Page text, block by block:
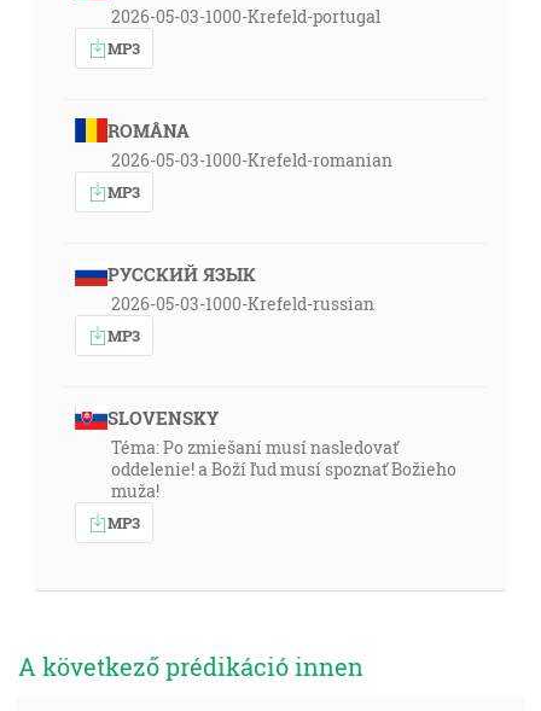
2026-05-03-1000-Krefeld-portugal
MP3
ROMÂNA
2026-05-03-1000-Krefeld-romanian
MP3
РУССКИЙ ЯЗЫК
2026-05-03-1000-Krefeld-russian
MP3
SLOVENSKY
Téma: Po zmiešaní musí nasledovať
oddelenie! a Boží ľud musí spoznať Božieho
muža!
MP3
A következő prédikáció innen